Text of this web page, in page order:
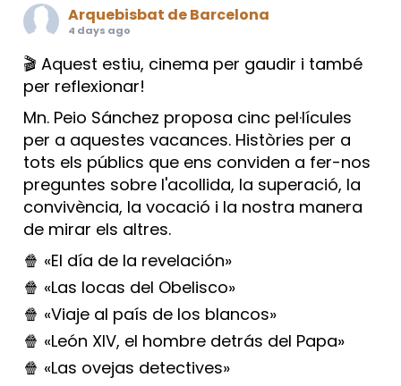
Arquebisbat de Barcelona
4 days ago
🎬 Aquest estiu, cinema per gaudir i també
per reflexionar!
Mn. Peio Sánchez proposa cinc pel·lícules
per a aquestes vacances. Històries per a
tots els públics que ens conviden a fer-nos
preguntes sobre l'acollida, la superació, la
convivència, la vocació i la nostra manera
de mirar els altres.
🍿 «El día de la revelación»
🍿 «Las locas del Obelisco»
🍿 «Viaje al país de los blancos»
🍿 «León XIV, el hombre detrás del Papa»
🍿 «Las ovejas detectives»